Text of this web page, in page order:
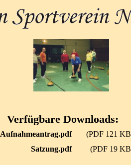
Verfügbare Downloads:
Aufnahmeantrag.pdf
(PDF 121
Satzung.pdf
(PDF 19